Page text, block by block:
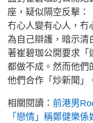
座，疑似隔空反擊：
冇心人變有心人，冇
為自己辯護，暗示清
著崔碧珈公開要求「
都做不成。然而他們
他們合作「炒新聞」
相關閱讀： 前港男
「戀情」稱鄭健樂